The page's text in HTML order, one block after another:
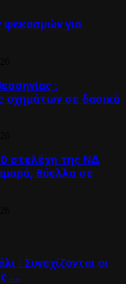
για
:
οχημάτων σε δασικά
στελέχη της ΝΔ
θύελλα σε
: Συνεχίζονται οι
….